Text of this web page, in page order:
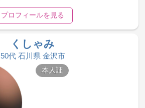
プロフィールを見る
くしゃみ
50代 石川県 金沢市
本人証